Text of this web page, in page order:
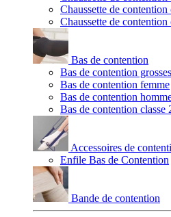
Chaussette de contention
Chaussette de contention
Bas de contention
Bas de contention
Bas de contention femme
Bas de contention
Bas de contention classe
Accessoires de
Enfile Bas de Contention
Bande de contention